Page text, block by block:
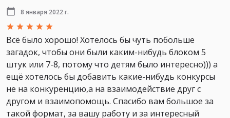
8 января 2022 г.
Всё было хорошо! Хотелось бы чуть побольше
загадок, чтобы они были каким-нибудь блоком 5
штук или 7-8, потому что детям было интересно))) а
ещё хотелось бы добавить какие-нибудь конкурсы
не на конкуренцию,а на взаимодействие друг с
другом и взаимопомощь. Спасибо вам большое за
такой формат, за вашу работу и за интересный